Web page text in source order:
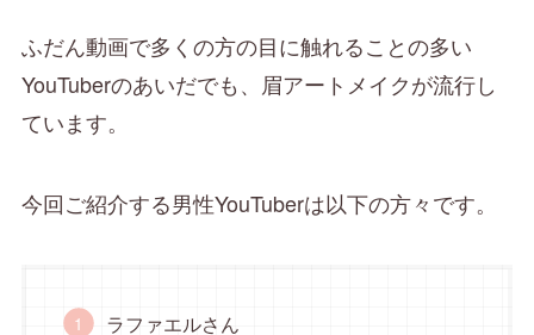
ふだん動画で多くの方の目に触れることの多い
YouTuberのあいだでも、眉アートメイクが流行し
ています。
今回ご紹介する男性YouTuberは以下の方々です。
ラファエルさん